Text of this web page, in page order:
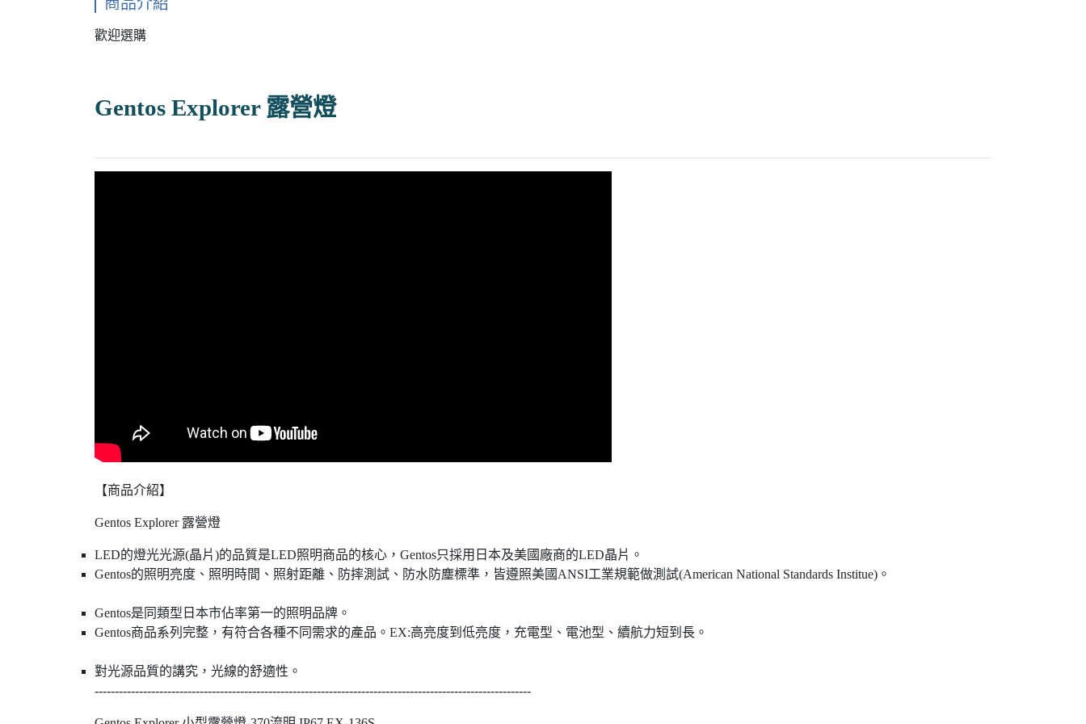
歡迎選購
Gentos Explorer 露營燈
【商品介紹】
Gentos Explorer 露營燈
LED的燈光光源(晶片)的品質是LED照明商品的核心，Gentos只採用日本及美國廠商的LED晶片。
Gentos的照明亮度、照明時間、照射距離、防摔測試、防水防塵標準，皆遵照美國ANSI工業規範做測試(American National Standards Institue)。
Gentos是同類型日本市佔率第一的照明品牌。
Gentos商品系列完整，有符合各種不同需求的產品。EX:高亮度到低亮度，充電型、電池型、續航力短到長。
對光源品質的講究，光線的舒適性。
------------------------------------------------------------------------------------------------------------